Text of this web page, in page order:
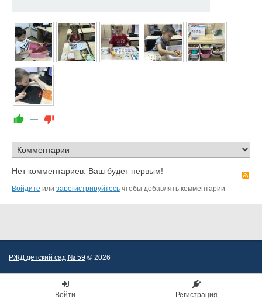
—
Нет комментариев. Ваш будет первым!
Войдите или зарегистрируйтесь чтобы добавлять комментарии
РЖД детский сад № 59 © 2026
Войти Регистрация